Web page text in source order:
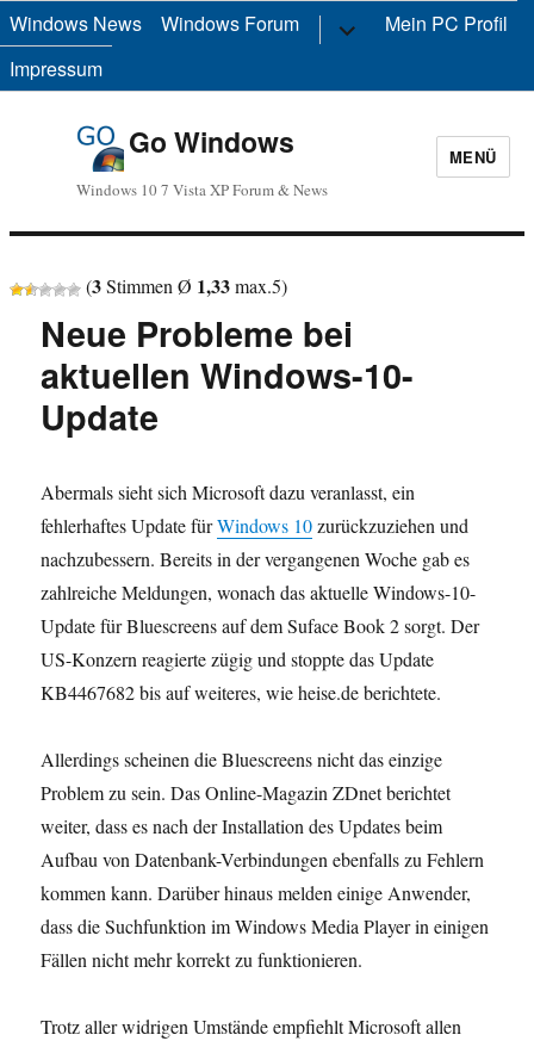
Windows News Windows Forum Untermenü
anzeigen
Mein PC Profil
Impressum
Go Windows
Windows 10 7 Vista XP Forum & News
MENÜ
(3Stimmen Ø 1,33max.5)
Neue Probleme bei
aktuellen Windows-10-
Update
Abermals sieht sich Microsoft dazu veranlasst, ein
fehlerhaftes Update fürWindows 10zurückzuziehen und
nachzubessern. Bereits in der vergangenen Woche gab es
zahlreiche Meldungen, wonach das aktuelle Windows-10-
Update für Bluescreens auf dem Suface Book 2 sorgt. Der
US-Konzern reagierte zügig und stoppte das Update
KB4467682 bis auf weiteres, wie heise.de berichtete.
Allerdings scheinen die Bluescreens nicht das einzige
Problem zu sein. Das Online-Magazin ZDnet berichtet
weiter, dass es nach der Installation des Updates beim
Aufbau von Datenbank-Verbindungen ebenfalls zu Fehlern
kommen kann. Darüber hinaus melden einige Anwender,
dass die Suchfunktion im Windows Media Player in einigen
Fällen nicht mehr korrekt zu funktionieren.
Trotz aller widrigen Umstände empfiehlt Microsoft allen